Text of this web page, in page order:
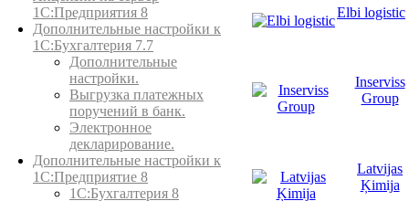
1С:Предприятия 8
Дополнительные настройки к
1С:Бухгалтерия 7.7
Дополнительные
настройки.
Выгрузка платежных
поручений в банк.
Электронное
декларирование.
Дополнительные настройки к
1С:Предприятие 8
1С:Бухгалтерия 8
Elbi logistic
Inserviss
Group
Latvijas
Ķimija